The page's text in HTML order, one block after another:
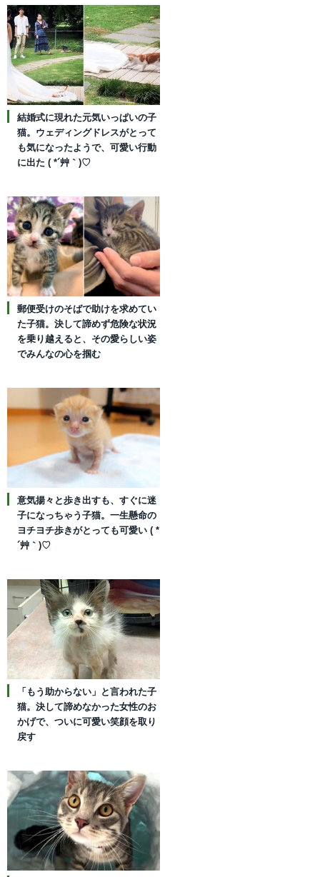
結婚式に現れた元気いっぱいの子
猫。ウェディングドレスがとって
も気になったようで、可愛い行動
に出た ( *´艸｀)♡
郵便受けのそばで助けを求めてい
た子猫。決して諦めず危険な状況
を乗り越えると、その愛らしい姿
でみんなの心を掴む
意気揚々と歩き出すも、すぐに迷
子になっちゃう子猫。一生懸命の
ヨチヨチ歩きがとっても可愛い ( *
´艸｀)♡
「もう助からない」と言われた子
猫。決して諦めなかった女性のお
かげで、ついに可愛い笑顔を取り
戻す